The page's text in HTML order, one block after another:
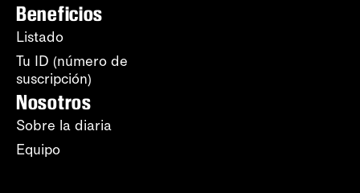
Beneficios
Listado
Tu ID (número de
suscripción)
Nosotros
Sobre la diaria
Equipo